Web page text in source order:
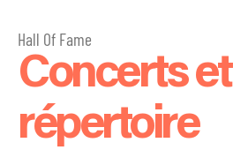
Hall Of Fame
Concerts et
répertoire